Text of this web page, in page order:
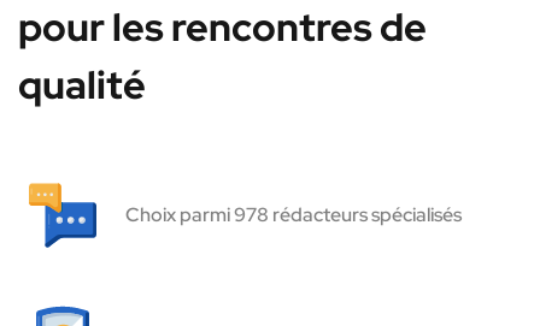
pour les rencontres de
qualité
Choix parmi 978 rédacteurs spécialisés